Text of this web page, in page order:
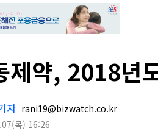
제약, 2018년
자 rani19@bizwatch.co.kr
(목) 16:26